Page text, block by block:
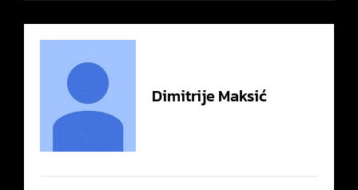
DimitrijeMaksić